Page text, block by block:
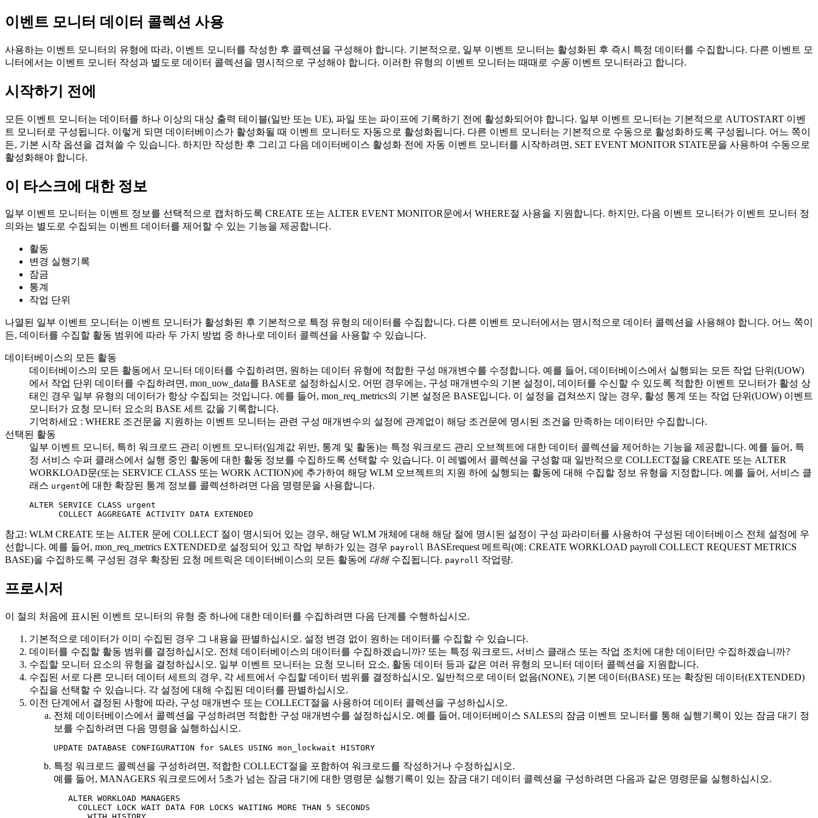
이벤트 모니터 데이터 콜렉션 사용
사용하는 이벤트 모니터의 유형에 따라, 이벤트 모니터를 작성한 후 콜렉션을 구성해야 합니다. 기본적으로, 일부 이벤트 모니터는 활성화된 후 즉시 특정 데이터를 수집합니다. 다른 이벤트 모
니터에서는 이벤트 모니터 작성과 별도로 데이터 콜렉션을 명시적으로 구성해야 합니다. 이러한 유형의 이벤트 모니터는 때때로 수동 이벤트 모니터라고 합니다.
시작하기 전에
모든 이벤트 모니터는 데이터를 하나 이상의 대상 출력 테이블(일반 또는 UE), 파일 또는 파이프에 기록하기 전에 활성화되어야 합니다. 일부 이벤트 모니터는 기본적으로 AUTOSTART 이벤
트 모니터로 구성됩니다. 이렇게 되면 데이터베이스가 활성화될 때 이벤트 모니터도 자동으로 활성화됩니다. 다른 이벤트 모니터는 기본적으로 수동으로 활성화하도록 구성됩니다. 어느 쪽이
든, 기본 시작 옵션을 겹쳐쓸 수 있습니다. 하지만 작성한 후 그리고 다음 데이터베이스 활성화 전에 자동 이벤트 모니터를 시작하려면, SET EVENT MONITOR STATE문을 사용하여 수동으로
활성화해야 합니다.
이 타스크에 대한 정보
일부 이벤트 모니터는 이벤트 정보를 선택적으로 캡처하도록 CREATE 또는 ALTER EVENT MONITOR문에서 WHERE절 사용을 지원합니다. 하지만, 다음 이벤트 모니터가 이벤트 모니터 정
의와는 별도로 수집되는 이벤트 데이터를 제어할 수 있는 기능을 제공합니다.
활동
변경 실행기록
잠금
통계
작업 단위
나열된 일부 이벤트 모니터는 이벤트 모니터가 활성화된 후 기본적으로 특정 유형의 데이터를 수집합니다. 다른 이벤트 모니터에서는 명시적으로 데이터 콜렉션을 사용해야 합니다. 어느 쪽이
든, 데이터를 수집할 활동 범위에 따라 두 가지 방법 중 하나로 데이터 콜렉션을 사용할 수 있습니다.
데이터베이스의 모든 활동
데이터베이스의 모든 활동에서 모니터 데이터를 수집하려면, 원하는 데이터 유형에 적합한 구성 매개변수를 수정합니다. 예를 들어, 데이터베이스에서 실행되는 모든 작업 단위(UOW)
에서 작업 단위 데이터를 수집하려면, mon_uow_data를 BASE로 설정하십시오. 어떤 경우에는, 구성 매개변수의 기본 설정이, 데이터를 수신할 수 있도록 적합한 이벤트 모니터가 활성 상
태인 경우 일부 유형의 데이터가 항상 수집되는 것입니다. 예를 들어, mon_req_metrics의 기본 설정은 BASE입니다. 이 설정을 겹쳐쓰지 않는 경우, 활성 통계 또는 작업 단위(UOW) 이벤트
모니터가 요청 모니터 요소의 BASE 세트 값을 기록합니다.
기억하세요 : WHERE 조건문을 지원하는 이벤트 모니터는 관련 구성 매개변수의 설정에 관계없이 해당 조건문에 명시된 조건을 만족하는 데이터만 수집합니다.
선택된 활동
일부 이벤트 모니터, 특히 워크로드 관리 이벤트 모니터(임계값 위반, 통계 및 활동)는 특정 워크로드 관리 오브젝트에 대한 데이터 콜렉션을 제어하는 기능을 제공합니다. 예를 들어, 특
정 서비스 수퍼 클래스에서 실행 중인 활동에 대한 활동 정보를 수집하도록 선택할 수 있습니다. 이 레벨에서 콜렉션을 구성할 때 일반적으로 COLLECT절을 CREATE 또는 ALTER
WORKLOAD문(또는 SERVICE CLASS 또는 WORK ACTION)에 추가하여 해당 WLM 오브젝트의 지원 하에 실행되는 활동에 대해 수집할 정보 유형을 지정합니다. 예를 들어, 서비스 클
래스 urgent에 대한 확장된 통계 정보를 콜렉션하려면 다음 명령문을 사용합니다.
ALTER SERVICE CLASS urgent
      COLLECT AGGREGATE ACTIVITY DATA EXTENDED
참고: WLM CREATE 또는 ALTER 문에 COLLECT 절이 명시되어 있는 경우, 해당 WLM 개체에 대해 해당 절에 명시된 설정이 구성 파라미터를 사용하여 구성된 데이터베이스 전체 설정에 우
선합니다. 예를 들어, mon_req_metrics EXTENDED로 설정되어 있고 작업 부하가 있는 경우 payroll BASErequest 메트릭(예: CREATE WORKLOAD payroll COLLECT REQUEST METRICS
BASE)을 수집하도록 구성된 경우 확장된 요청 메트릭은 데이터베이스의 모든 활동에 대해수집됩니다. payroll 작업량.
프로시저
이 절의 처음에 표시된 이벤트 모니터의 유형 중 하나에 대한 데이터를 수집하려면 다음 단계를 수행하십시오.
기본적으로 데이터가 이미 수집된 경우 그 내용을 판별하십시오. 설정 변경 없이 원하는 데이터를 수집할 수 있습니다.
데이터를 수집할 활동 범위를 결정하십시오. 전체 데이터베이스의 데이터를 수집하겠습니까? 또는 특정 워크로드, 서비스 클래스 또는 작업 조치에 대한 데이터만 수집하겠습니까?
수집할 모니터 요소의 유형을 결정하십시오. 일부 이벤트 모니터는 요청 모니터 요소, 활동 데이터 등과 같은 여러 유형의 모니터 데이터 콜렉션을 지원합니다.
수집된 서로 다른 모니터 데이터 세트의 경우, 각 세트에서 수집할 데이터 범위를 결정하십시오. 일반적으로 데이터 없음(NONE), 기본 데이터(BASE) 또는 확장된 데이터(EXTENDED)
수집을 선택할 수 있습니다. 각 설정에 대해 수집된 데이터를 판별하십시오.
이전 단계에서 결정된 사항에 따라, 구성 매개변수 또는 COLLECT절을 사용하여 데이터 콜렉션을 구성하십시오.
전체 데이터베이스에서 콜렉션을 구성하려면 적합한 구성 매개변수를 설정하십시오. 예를 들어, 데이터베이스 SALES의 잠금 이벤트 모니터를 통해 실행기록이 있는 잠금 대기 정
보를 수집하려면 다음 명령을 실행하십시오.
UPDATE DATABASE CONFIGURATION for SALES USING mon_lockwait HISTORY
특정 워크로드 콜렉션을 구성하려면, 적합한 COLLECT절을 포함하여 워크로드를 작성하거나 수정하십시오.
예를 들어, MANAGERS 워크로드에서 5초가 넘는 잠금 대기에 대한 명령문 실행기록이 있는 잠금 대기 데이터 콜렉션을 구성하려면 다음과 같은 명령문을 실행하십시오.
   ALTER WORKLOAD MANAGERS
     COLLECT LOCK WAIT DATA FOR LOCKS WAITING MORE THAN 5 SECONDS